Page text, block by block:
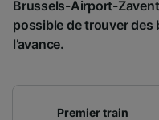
Brussels-Airport-
possible de trouver des
l’avance.
Premier train